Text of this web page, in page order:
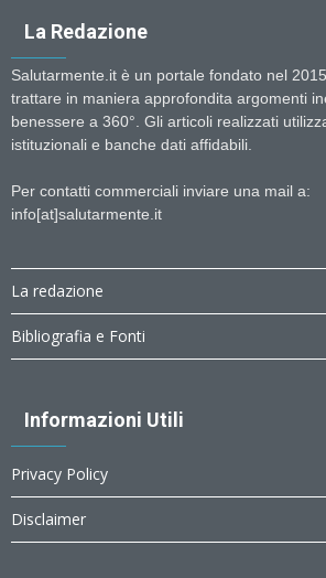
La Redazione
Salutarmente.it è un portale fondato nel
trattare in maniera approfondita argomenti
benessere a 360°. Gli articoli realizzati
istituzionali e banche dati affidabili.
Per contatti commerciali inviare una mail a:
info[at]salutarmente.it
La redazione
Bibliografia e Fonti
Informazioni Utili
Privacy Policy
Disclaimer